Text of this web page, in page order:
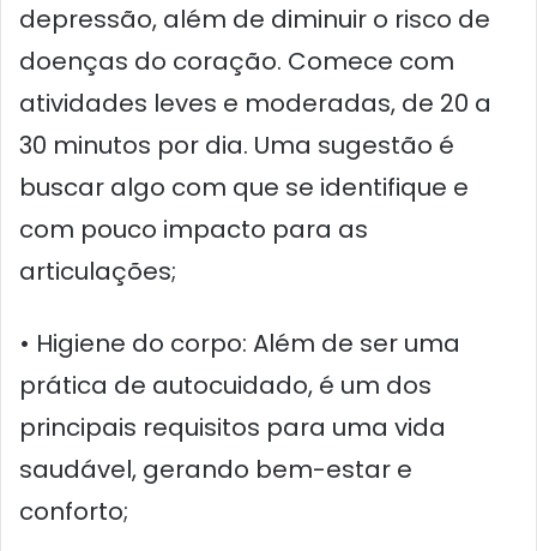
depressão, além de diminuir o risco de
doenças do coração. Comece com
atividades leves e moderadas, de 20 a
30 minutos por dia. Uma sugestão é
buscar algo com que se identifique e
com pouco impacto para as
articulações;
• Higiene do corpo: Além de ser uma
prática de autocuidado, é um dos
principais requisitos para uma vida
saudável, gerando bem-estar e
conforto;